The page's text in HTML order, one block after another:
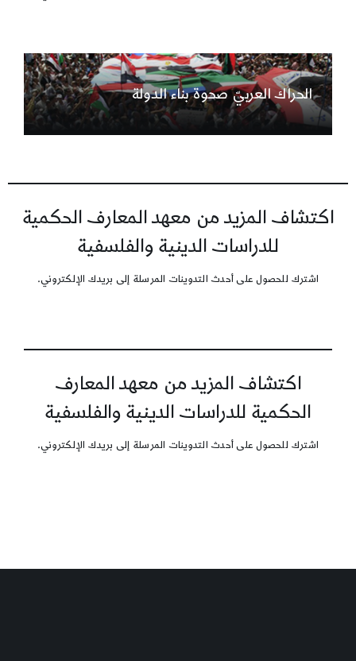
الحراك العربيّ صحوة بناء الدولة
اكتشاف المزيد من معهد المعارف الحكمية
للدراسات الدينية والفلسفية
اشترك للحصول على أحدث التدوينات المرسلة إلى بريدك الإلكتروني.
اكتشاف المزيد من معهد المعارف
الحكمية للدراسات الدينية والفلسفية
اشترك للحصول على أحدث التدوينات المرسلة إلى بريدك الإلكتروني.